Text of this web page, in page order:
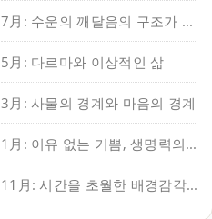
7月: 수운의 깨달음의 구조가 보인다
5月: 다르마와 이상적인 삶
3月: 사물의 경계와 마음의 경계
1月: 이유 없는 기쁨, 생명력의 원천
11月: 시간을 초월한 배경감각, 지복